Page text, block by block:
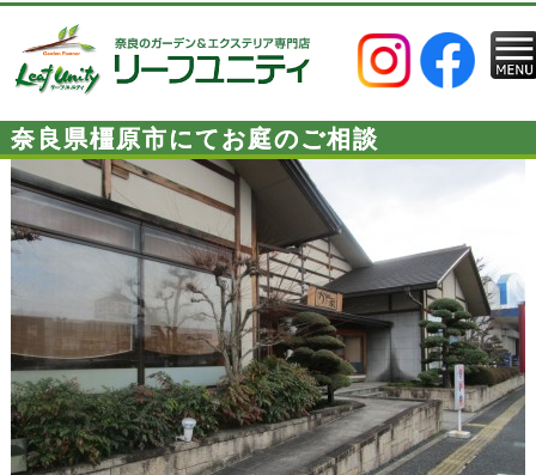
奈良県橿原市にてお庭のご相談